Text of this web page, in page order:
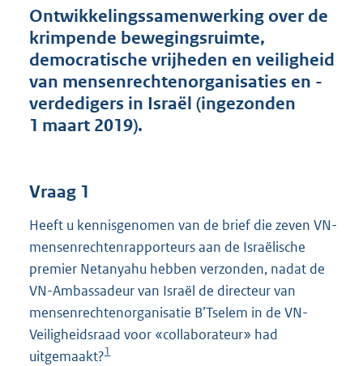
t
:
4
4
K
b
Ontwikkelingssamenwerking over de
krimpende bewegingsruimte,
democratische vrijheden en veiligheid
van mensenrechtenorganisaties en -
verdedigers in Israël (ingezonden
1 maart 2019).
Vraag 1
Heeft u kennisgenomen van de brief die zeven VN-
mensenrechtenrapporteurs aan de Israëlische
premier Netanyahu hebben verzonden, nadat de
VN-Ambassadeur van Israël de directeur van
mensenrechtenorganisatie B’Tselem in de VN-
Veiligheidsraad voor «collaborateur» had
uitgemaakt?1